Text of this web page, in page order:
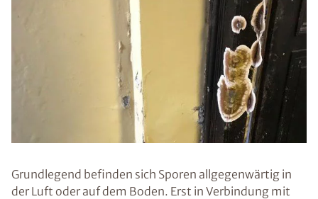
Grundlegend befinden sich Sporen allgegenwärtig in
der Luft oder auf dem Boden. Erst in Verbindung mit